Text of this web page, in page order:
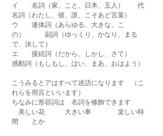
イ　　名詞（家、こと、日本、五人）　　代
名詞（わたし、彼、誰、こそあど言葉）
ウ　　連体詞（あらゆる、大きな、こ
の）　　　副詞（ゆっくり、かなり、まる
で、決して）
エ　　接続詞（だから、しかし、さて）
感動詞（もしもし、はい、まあ、おはよう）
こうみるとアはすべて述語になります　（こ
れらを用言といいます）
ちなみに形容詞は　名詞を修飾できます
美しい花　　　大きい車　　　　楽しい時
間　　とか